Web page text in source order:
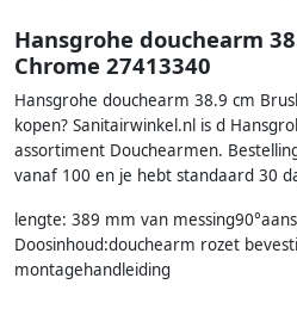
Hansgrohe douchearm
Chrome 27413340
Hansgrohe douchearm 38.9 cm
kopen? Sanitairwinkel.nl is d
assortiment Douchearmen.
vanaf 100 en je hebt standaard 30
lengte: 389 mm van
Doosinhoud:douchearm rozet
montagehandleiding